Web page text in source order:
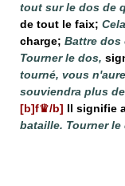
tout sur le dos de
de tout le faix;
charge; Battre dos
Tourner le dos,
tourné, vous
souviendra plus
[b]f♛/b] Il signifie
bataille. Tourner